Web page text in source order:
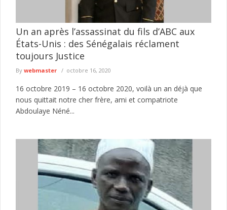
Un an après l’assassinat du fils d’ABC aux
États-Unis : des Sénégalais réclament
toujours Justice
By webmaster octobre 16, 2020
16 octobre 2019 – 16 octobre 2020, voilà un an déjà que
nous quittait notre cher frère, ami et compatriote
Abdoulaye Néné...